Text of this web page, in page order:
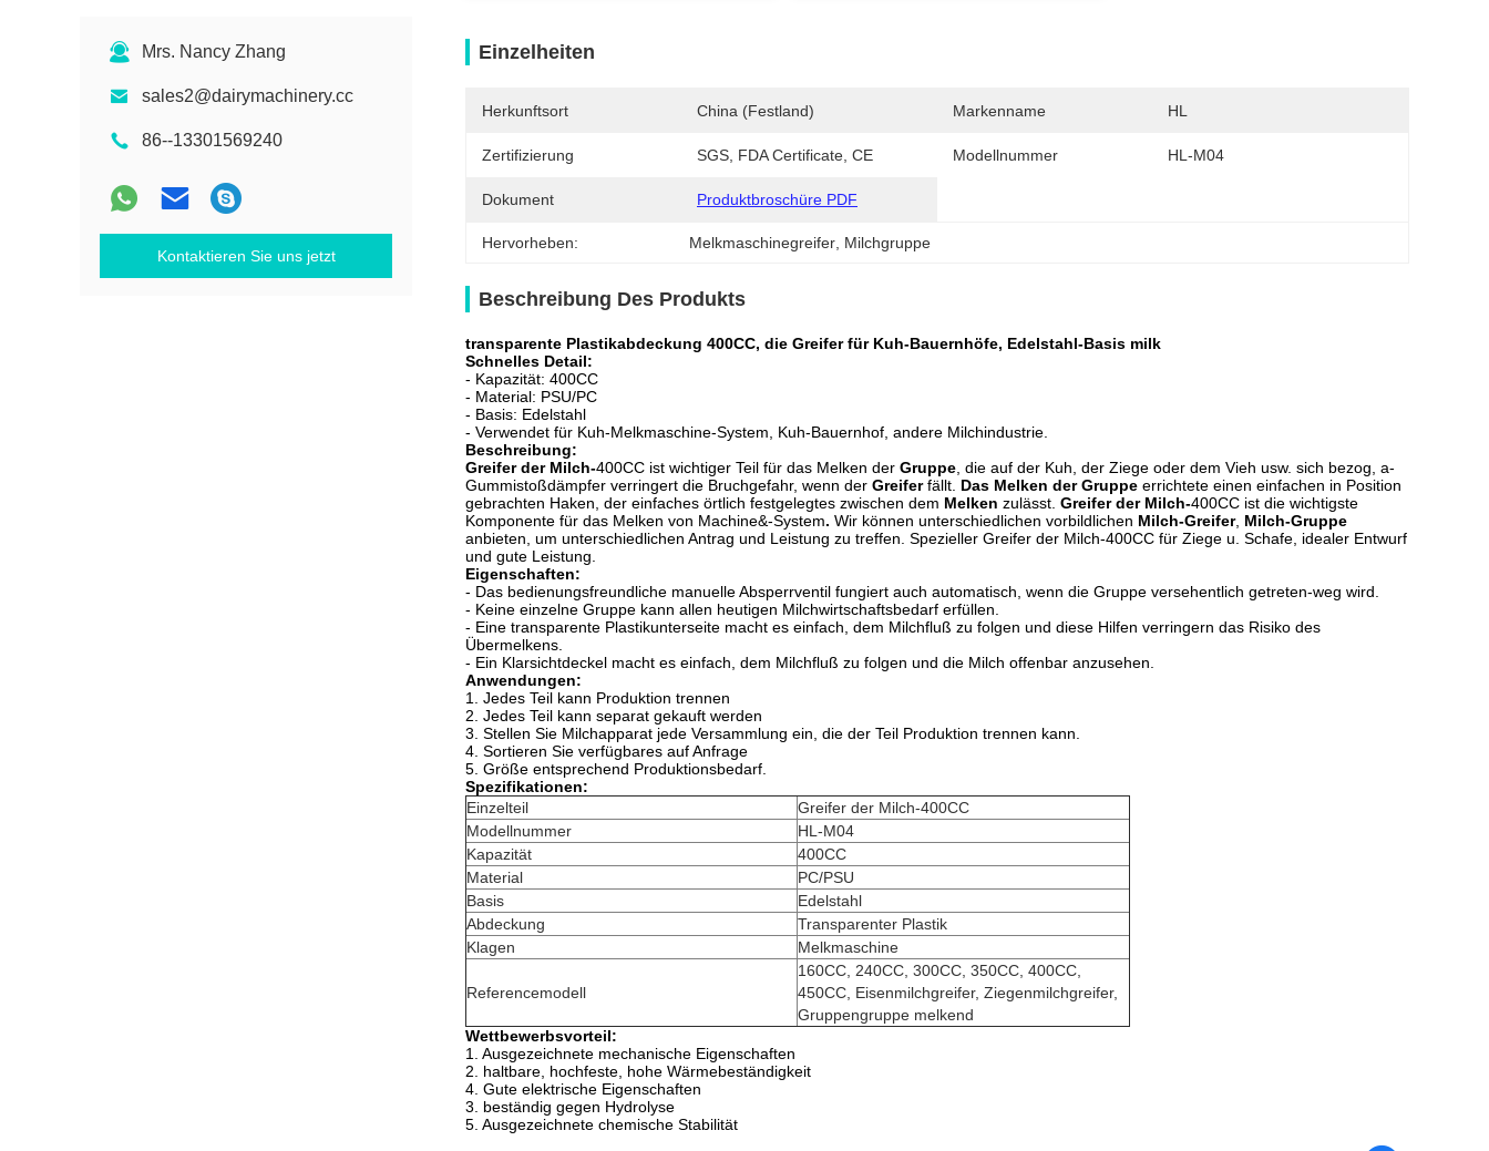
Mrs. Nancy Zhang
sales2@dairymachinery.cc
86--13301569240
Kontaktieren Sie uns jetzt
Einzelheiten
Herkunftsort China (Festland) Markenname HL
Zertifizierung SGS, FDA Certificate, CE Modellnummer HL-M04
Dokument Produktbroschüre PDF
Hervorheben: Melkmaschinegreifer Milchgruppe
Beschreibung Des Produkts
transparente Plastikabdeckung 400CC, die Greifer für Kuh-Bauernhöfe, Edelstahl-Basis milk
Schnelles Detail:
- Kapazität: 400CC
- Material: PSU/PC
- Basis: Edelstahl
- Verwendet für Kuh-Melkmaschine-System, Kuh-Bauernhof, andere Milchindustrie.
Beschreibung:
Greifer der Milch-400CC ist wichtiger Teil für das Melken der Gruppe , die auf der Kuh, der Ziege oder dem Vieh usw. sich bezog, a-
Gummistoßdämpfer verringert die Bruchgefahr, wenn der Greiferfällt. Das Melken der Gruppe errichtete einen einfachen in Position
gebrachten Haken, der einfaches örtlich festgelegtes zwischen dem Melken zulässt. Greifer der Milch-400CC ist die wichtigste
Komponente für das Melken von Machine&-System. Wir können unterschiedlichen vorbildlichen Milch-Greifer, Milch-Gruppe
anbieten, um unterschiedlichen Antrag und Leistung zu treffen. Spezieller Greifer der Milch-400CC für Ziege u. Schafe, idealer Entwurf
und gute Leistung.
Eigenschaften:
- Das bedienungsfreundliche manuelle Absperrventil fungiert auch automatisch, wenn die Gruppe versehentlich getreten-weg wird.
- Keine einzelne Gruppe kann allen heutigen Milchwirtschaftsbedarf erfüllen.
- Eine transparente Plastikunterseite macht es einfach, dem Milchfluß zu folgen und diese Hilfen verringern das Risiko des
Übermelkens.
- Ein Klarsichtdeckel macht es einfach, dem Milchfluß zu folgen und die Milch offenbar anzusehen.
Anwendungen:
1. Jedes Teil kann Produktion trennen
2. Jedes Teil kann separat gekauft werden
3. Stellen Sie Milchapparat jede Versammlung ein, die der Teil Produktion trennen kann.
4. Sortieren Sie verfügbares auf Anfrage
5. Größe entsprechend Produktionsbedarf.
Spezifikationen:
Einzelteil
Greifer der Milch-400CC
Modellnummer
HL-M04
Kapazität
400CC
Material
PC/PSU
Basis
Edelstahl
Abdeckung
Transparenter Plastik
Klagen
Melkmaschine
Referencemodell
160CC, 240CC, 300CC, 350CC, 400CC,
450CC, Eisenmilchgreifer, Ziegenmilchgreifer,
Gruppengruppe melkend
Wettbewerbsvorteil:
1. Ausgezeichnete mechanische Eigenschaften
2. haltbare, hochfeste, hohe Wärmebeständigkeit
4. Gute elektrische Eigenschaften
3. beständig gegen Hydrolyse
5. Ausgezeichnete chemische Stabilität